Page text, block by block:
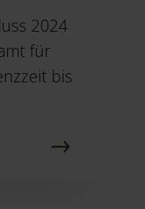
2024
für
bis